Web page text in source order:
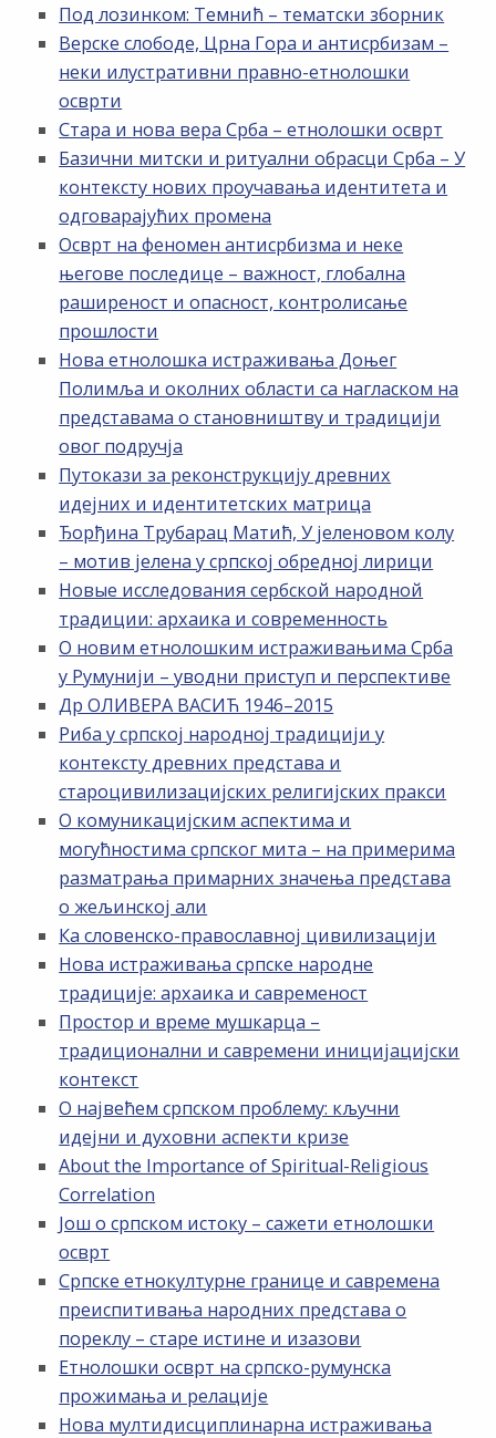
Под лозинком: Темнић – тематски зборник
Верске слободе, Црна Гора и антисрбизам –
неки илустративни правно-етнолошки
осврти
Стара и нова вера Срба – етнолошки осврт
Базични митски и ритуални обрасци Срба – У
контексту нових проучавања идентитета и
одговарајућих промена
Осврт на феномен антисрбизма и неке
његове последице – важност, глобална
раширеност и опасност, контролисање
прошлости
Нова етнолошка истраживања Доњег
Полимља и околних области са нагласком на
представама о становништву и традицији
овог подручја
Путокази за реконструкцију древних
идејних и идентитетских матрица
Ђорђина Трубарац Матић, У јеленовом колу
– мотив јелена у српској обредној лирици
Новые исследования сербской народной
традиции: архаика и современность
О новим етнолошким истраживањима Срба
у Румунији – уводни приступ и перспективе
Др ОЛИВЕРА ВАСИЋ 1946–2015
Риба у српској народној традицији у
контексту древних представа и
староцивилизацијских религијских пракси
О комуникацијским аспектима и
могућностима српског мита – на примерима
разматрања примарних значења представа
о жељинској али
Ка словенско-православној цивилизацији
Нова истраживања српске народне
традиције: архаика и савременост
Простор и време мушкарца –
традиционални и савремени иницијацијски
контекст
О највећем српском проблему: кључни
идејни и духовни аспекти кризе
About the Importance of Spiritual-Religious
Correlation
Још о српском истоку – сажети етнолошки
осврт
Српске етнокултурне границе и савремена
преиспитивања народних представа о
пореклу – старе истине и изазови
Етнолошки осврт на српско-румунска
прожимања и релације
Нова мултидисциплинарна истраживања